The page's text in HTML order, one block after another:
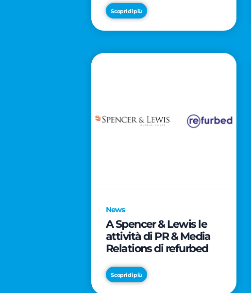
milioni per trasformare
la tavola in asset
geopolitico
Scopri di più
News
A Spencer & Lewis le
attività di PR & Media
Relations di refurbed
Scopri di più